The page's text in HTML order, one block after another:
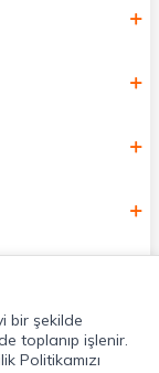
bir şekilde
toplanıp işlenir.
Politikamızı